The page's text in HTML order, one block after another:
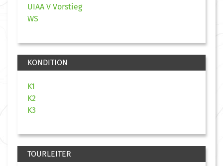
UIAA V Vorstieg
WS
KONDITION
K1
K2
K3
TOURLEITER